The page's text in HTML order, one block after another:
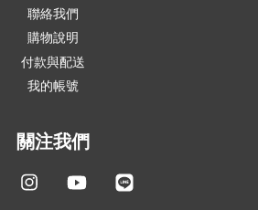
聯絡我們
購物說明
付款與配送
我的帳號
關注我們
Facebook Instagram YouTube